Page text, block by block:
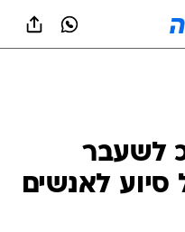
לשעבר
לאנשים